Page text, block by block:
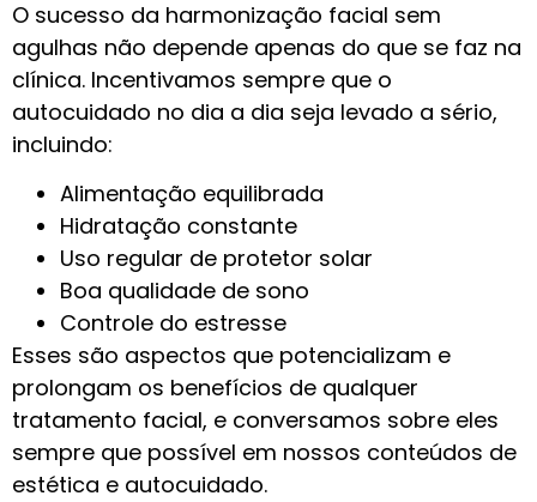
O sucesso da harmonização facial sem
agulhas não depende apenas do que se faz na
clínica. Incentivamos sempre que o
autocuidado no dia a dia seja levado a sério,
incluindo:
Alimentação equilibrada
Hidratação constante
Uso regular de protetor solar
Boa qualidade de sono
Controle do estresse
Esses são aspectos que potencializam e
prolongam os benefícios de qualquer
tratamento facial, e conversamos sobre eles
sempre que possível em nossos conteúdos de
estética e autocuidado.